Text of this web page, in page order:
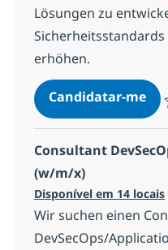
Lösungen zu
erhöhen.
Candidatar-me
Consultant
(w/m/x)
Disponível em 14 locais
Wir suchen einen
DevSecOps/